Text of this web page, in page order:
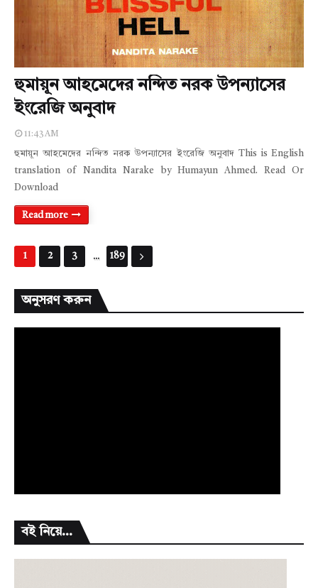
হুমায়ূন আহমেদের নন্দিত নরক উপন্যাসের
ইংরেজি অনুবাদ
11:43 AM
হুমায়ূন আহমেদের নন্দিত নরক উপন্যাসের ইংরেজি অনুবাদ This is English
translation of Nandita Narake by Humayun Ahmed. Read Or
Download
Read more
1 2 3 ... 189
অনুসরণ করুন
বই নিয়ে...